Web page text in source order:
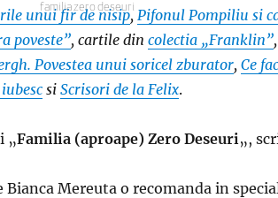
unui fir de nisip, Pifonul Pompiliu si
poveste”, cartile din colectia „Franklin”,
Povestea unui soricel zburator, Ce
si Scrisori de la Felix.
„Familia (aproape) Zero Deseuri „,
Bianca Mereuta o recomanda in
familia zero deseuri